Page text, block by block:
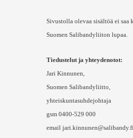
Sivustolla olevaa sisältöä ei
Suomen Salibandyliiton lupaa.
Tiedustelut ja yhteydenotot:
Jari Kinnunen,
Suomen Salibandyliitto,
yhteiskuntasuhdejohtaja
gsm 0400-529 000
email